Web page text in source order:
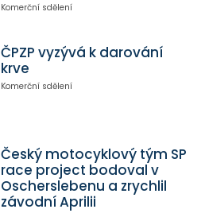
Komerční sdělení
ČPZP vyzývá k darování
krve
Komerční sdělení
Český motocyklový tým SP
race project bodoval v
Oscherslebenu a zrychlil
závodní Aprilii